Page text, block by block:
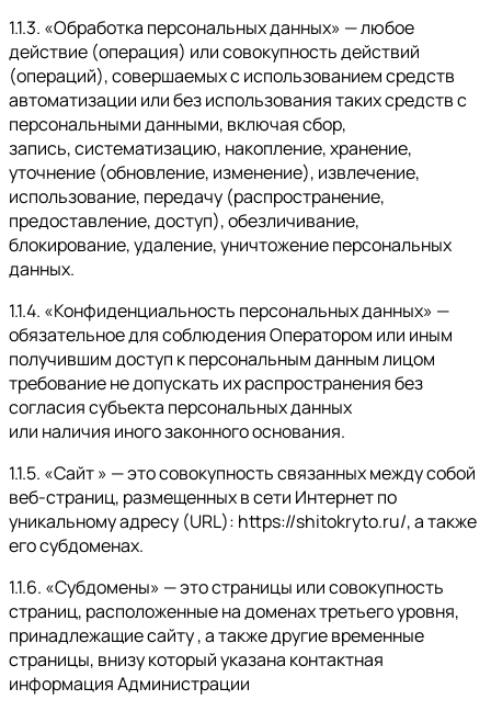
1.1.3. «Обработка персональных данных» — любое
действие (операция) или совокупность действий
(операций), совершаемых с использованием средств
автоматизации или без использования таких средств с
персональными данными, включая сбор,
запись, систематизацию, накопление, хранение,
уточнение (обновление, изменение), извлечение,
использование, передачу (распространение,
предоставление, доступ), обезличивание,
блокирование, удаление, уничтожение персональных
данных.
1.1.4. «Конфиденциальность персональных данных» —
обязательное для соблюдения Оператором или иным
получившим доступ к персональным данным лицом
требование не допускать их распространения без
согласия субъекта персональных данных
или наличия иного законного основания.
1.1.5. «Сайт » — это совокупность связанных между собой
веб-страниц, размещенных в сети Интернет по
уникальному адресу (URL): https://shitokryto.ru/, а также
его субдоменах.
1.1.6. «Субдомены» — это страницы или совокупность
страниц, расположенные на доменах третьего уровня,
принадлежащие сайту , а также другие временные
страницы, внизу который указана контактная
информация Администрации